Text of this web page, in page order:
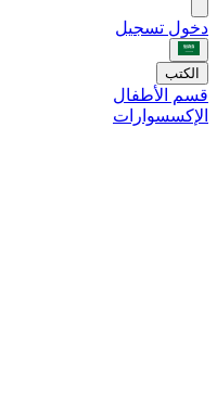
دخول تسجيل
الكتب
قسم الأطفال
الإكسسوارات